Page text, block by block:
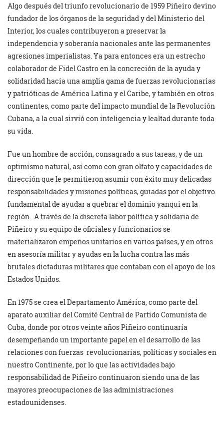
Algo después del triunfo revolucionario de 1959 Piñeiro devino
fundador de los órganos de la seguridad y del Ministerio del
Interior, los cuales contribuyeron a preservar la
independencia y soberanía nacionales ante las permanentes
agresiones imperialistas. Ya para entonces era un estrecho
colaborador de Fidel Castro en la concreción de la ayuda y
solidaridad hacia una amplia gama de fuerzas revolucionarias
y patrióticas de América Latina y el Caribe, y también en otros
continentes, como parte del impacto mundial de la Revolución
Cubana, a la cual sirvió con inteligencia y lealtad durante toda
su vida.
Fue un hombre de acción, consagrado a sus tareas, y de un
optimismo natural, asi como con gran olfato y capacidades de
dirección que le permitieron asumir con éxito muy delicadas
responsabilidades y misiones políticas, guiadas por el objetivo
fundamental de ayudar a quebrar el dominio yanqui en la
región. A través de la discreta labor política y solidaria de
Piñeiro y su equipo de oficiales y funcionarios se
materializaron empeños unitarios en varios países, y en otros
en asesoría militar y ayudas en la lucha contra las más
brutales dictaduras militares que contaban con el apoyo de los
Estados Unidos.
En 1975 se crea el Departamento América, como parte del
aparato auxiliar del Comité Central de Partido Comunista de
Cuba, donde por otros veinte años Piñeiro continuaría
desempeñando un importante papel en el desarrollo de las
relaciones con fuerzas revolucionarias, políticas y sociales en
nuestro Continente, por lo que las actividades bajo
responsabilidad de Piñeiro continuaron siendo una de las
mayores preocupaciones de las administraciones
estadounidenses.